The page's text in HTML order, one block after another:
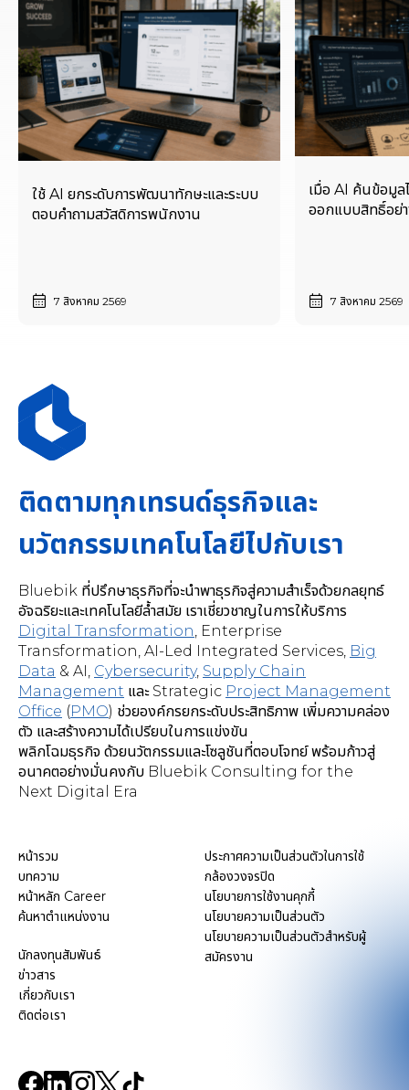
ใช้ AI ยกระดับการพัฒนาทักษะและระบบ
ตอบคำถามสวัสดิการพนักงาน
7 สิงหาคม 2569
เมื่อ AI ค้นข้อมูล
ออกแบบสิทธิ์อย่า
7 สิงหาคม 2569
ติดตามทุกเทรนด์ธุรกิจและ
นวัตกรรมเทคโนโลยีไปกับเรา
Bluebik ที่ปรึกษาธุรกิจที่จะนำพาธุรกิจสู่ความสำเร็จด้วยกลยุทธ์
อัจฉริยะและเทคโนโลยีล้ำสมัย เราเชี่ยวชาญในการให้บริการ
Digital Transformation, Enterprise
Transformation, AI-Led Integrated Services, Big
Data & AI, Cybersecurity, Supply Chain
Management และ Strategic Project Management
Office (PMO) ช่วยองค์กรยกระดับประสิทธิภาพ เพิ่มความคล่อง
ตัว และสร้างความได้เปรียบในการแข่งขัน
พลิกโฉมธุรกิจ ด้วยนวัตกรรมและโซลูชันที่ตอบโจทย์ พร้อมก้าวสู่
อนาคตอย่างมั่นคงกับ Bluebik Consulting for the
Next Digital Era
หน้ารวม
บทความ
หน้าหลัก Career
ค้นหาตำแหน่งงาน
นักลงทุนสัมพันธ์
ข่าวสาร
เกี่ยวกับเรา
ติดต่อเรา
ประกาศความเป็นส่วนตัวในการใช้
กล้องวงจรปิด
นโยบายการใช้งานคุกกี้
นโยบายความเป็นส่วนตัว
นโยบายความเป็นส่วนตัวสำหรับผู้
สมัครงาน